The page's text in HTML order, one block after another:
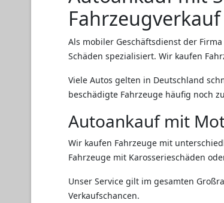
Fahrzeugverkauf
Als mobiler Geschäftsdienst der Firma
Schäden spezialisiert. Wir kaufen
Viele Autos gelten in Deutschland
beschädigte Fahrzeuge häufig noch
Autoankauf mit
Wir kaufen Fahrzeuge mit
Fahrzeuge mit Karosserieschäden
Unser Service gilt im gesamten
Verkaufschancen.